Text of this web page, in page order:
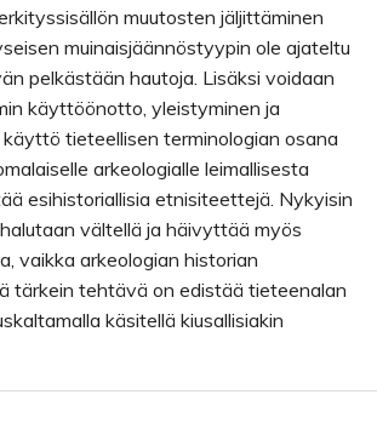
muutosten jäljittäminen
muinaisjäännöstyypin ole ajateltu
pelkästään hautoja. Lisäksi voidaan
käyttöönotto, yleistyminen ja
tieteellisen terminologian osana
arkeologialle leimallisesta
esihistoriallisia etnisiteettejä. Nykyisin
vältellä ja häivyttää myös
vaikka arkeologian historian
tärkein tehtävä on edistää tieteenalan
käsitellä kiusallisiakin